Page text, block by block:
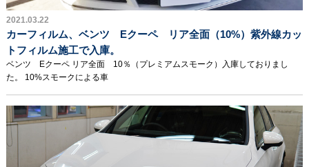
2021.03.22
カーフィルム、ベンツ Eクーペ リア全面（10%）紫外線カッ
トフィルム施工で入庫。
ベンツ Eクーペ リア全面 10％（プレミアムスモーク）入庫しておりまし
た。 10%スモークによる車